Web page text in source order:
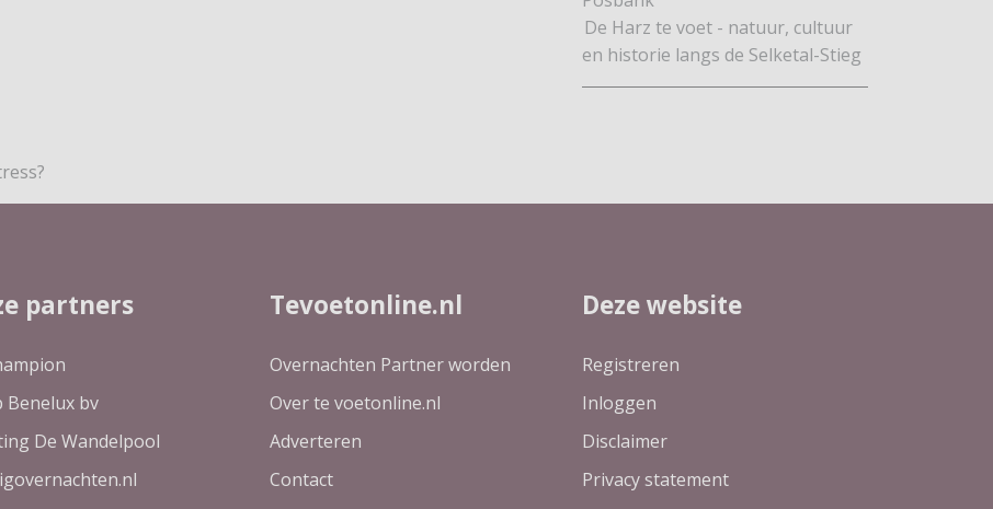
De Harz te voet - natuur, cultuur
en historie langs de Selketal-Stieg
partners
Benelux bv
De Wandelpool
Tevoetonline.nl
Overnachten Partner worden
Over te voetonline.nl
Adverteren
Contact
Deze website
Registreren
Inloggen
Disclaimer
Privacy statement